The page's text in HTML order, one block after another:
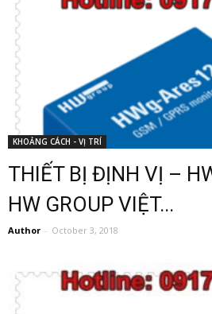
KHOẢNG CÁCH - VỊ TRÍ
THIẾT BỊ ĐỊNH VỊ –
HW GROUP VIỆT...
Author - October 3, 2018